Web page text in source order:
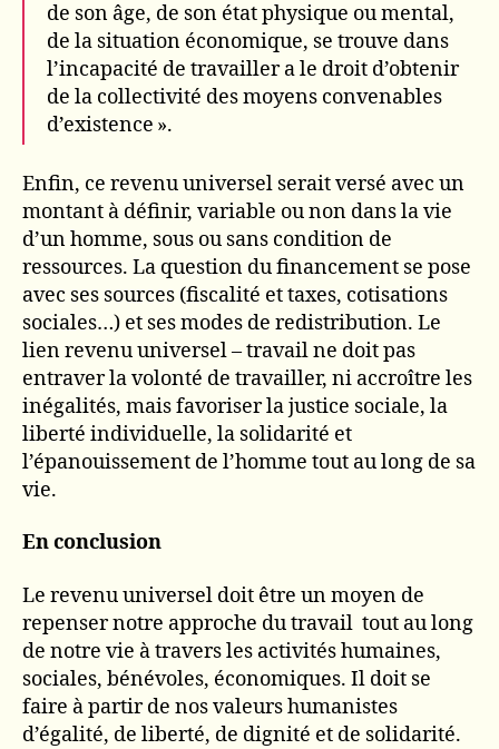
de son âge, de son état physique ou mental,
de la situation économique, se trouve dans
l’incapacité de travailler a le droit d’obtenir
de la collectivité des moyens convenables
d’existence ».
Enfin, ce revenu universel serait versé avec un
montant à définir, variable ou non dans la vie
d’un homme, sous ou sans condition de
ressources. La question du financement se pose
avec ses sources (fiscalité et taxes, cotisations
sociales…) et ses modes de redistribution. Le
lien revenu universel – travail ne doit pas
entraver la volonté de travailler, ni accroître les
inégalités, mais favoriser la justice sociale, la
liberté individuelle, la solidarité et
l’épanouissement de l’homme tout au long de sa
vie.
En conclusion
Le revenu universel doit être un moyen de
repenser notre approche du travail tout au long
de notre vie à travers les activités humaines,
sociales, bénévoles, économiques. Il doit se
faire à partir de nos valeurs humanistes
d’égalité, de liberté, de dignité et de solidarité.